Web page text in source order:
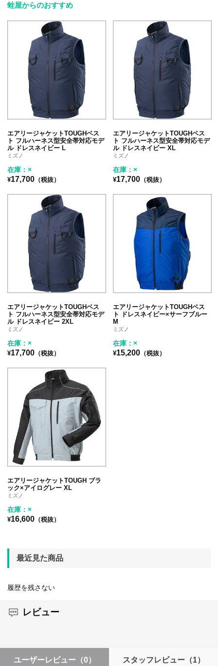
蛙屋からのおすすめ
エアリージャケットTOUGHベス
ト フルハーネス型安全帯対応モデ
ル ドレスネイビー L
ミズノ
在庫：×
¥17,700 （税抜）
エアリージャケットTOUGHベス
ト フルハーネス型安全帯対応モデ
ル ドレスネイビー XL
ミズノ
在庫：×
¥17,700 （税抜）
エアリージャケットTOUGHベス
ト フルハーネス型安全帯対応モデ
ル ドレスネイビー 2XL
ミズノ
在庫：×
¥17,700 （税抜）
エアリージャケットTOUGHベス
ト ドレスネイビー×サーフブルー
M
ミズノ
在庫：×
¥15,200 （税抜）
エアリージャケットTOUGH ブラ
ック×アイログレー XL
ミズノ
在庫：×
¥16,600 （税抜）
最近見た商品
履歴を残さない
レビュー
ユーザーレビュー （0） スタッフレビュー（1）